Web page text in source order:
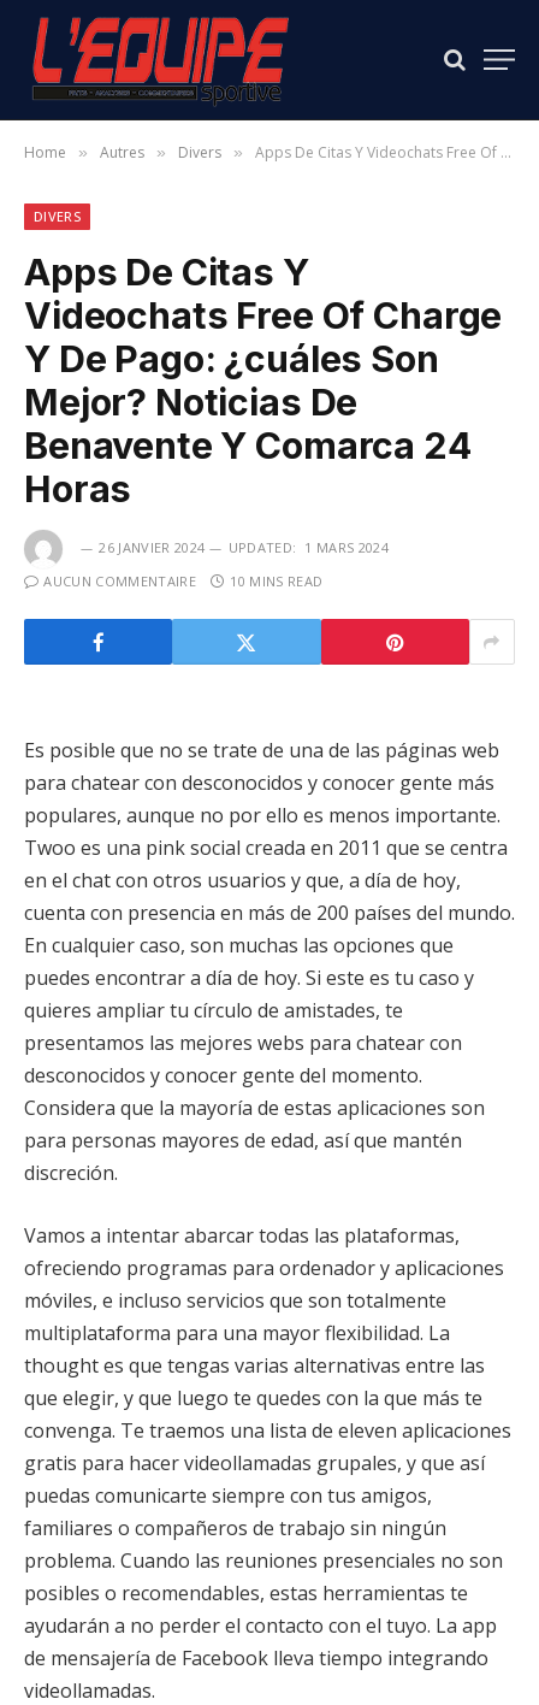
Home » Autres » Divers » Apps De Citas Y Videochats Free Of Charge Y De Pago: ¿cuáles Son Mejor? Noticias De Benavente Y Comarca 24 Horas
DIVERS
Apps De Citas Y
Videochats Free Of Charge
Y De Pago: ¿cuáles Son
Mejor? Noticias De
Benavente Y Comarca 24
Horas
26 JANVIER 2024 UPDATED: 1 MARS 2024
AUCUN COMMENTAIRE
10 MINS READ
Es posible que no se trate de una de las páginas web
para chatear con desconocidos y conocer gente más
populares, aunque no por ello es menos importante.
Twoo es una pink social creada en 2011 que se centra
en el chat con otros usuarios y que, a día de hoy,
cuenta con presencia en más de 200 países del mundo.
En cualquier caso, son muchas las opciones que
puedes encontrar a día de hoy. Si este es tu caso y
quieres ampliar tu círculo de amistades, te
presentamos las mejores webs para chatear con
desconocidos y conocer gente del momento.
Considera que la mayoría de estas aplicaciones son
para personas mayores de edad, así que mantén
discreción.
Vamos a intentar abarcar todas las plataformas,
ofreciendo programas para ordenador y aplicaciones
móviles, e incluso servicios que son totalmente
multiplataforma para una mayor flexibilidad. La
thought es que tengas varias alternativas entre las
que elegir, y que luego te quedes con la que más te
convenga. Te traemos una lista de eleven aplicaciones
gratis para hacer videollamadas grupales, y que así
puedas comunicarte siempre con tus amigos,
familiares o compañeros de trabajo sin ningún
problema. Cuando las reuniones presenciales no son
posibles o recomendables, estas herramientas te
ayudarán a no perder el contacto con el tuyo. La app
de mensajería de Facebook lleva tiempo integrando
videollamadas.